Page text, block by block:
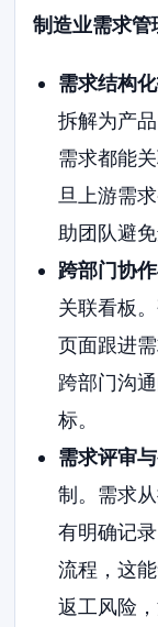
制造业需求管
需求结构
拆解为产
需求都能
旦上游需
助团队避
跨部门协
关联看板
页面跟进
跨部门沟
标。
需求评审
制。需求
有明确记
流程，这
返工风险